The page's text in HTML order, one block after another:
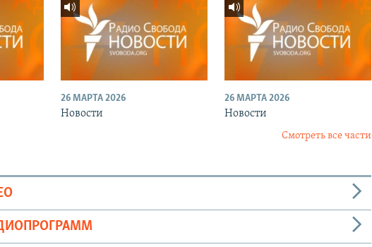
26 МАРТА 2026
Новости
26 МАРТА 2026
Новости
Смотреть все части